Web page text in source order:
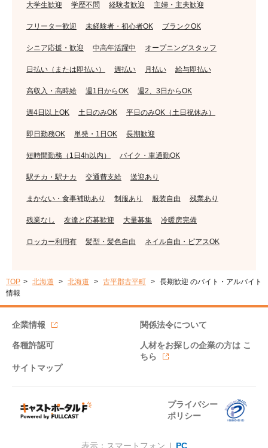
大学生歓迎 学歴不問 経験者歓迎 主婦・主夫歓迎
フリーター歓迎 未経験者・初心者OK ブランクOK
シニア応援・歓迎 中高年活躍中 オープニングスタッフ
日払い（または即払い） 週払い 月払い 給与即払い
高収入・高時給 週1日からOK 週2、3日からOK
週4日以上OK 土日のみOK 平日のみOK（土日祝休み）
即日勤務OK 単発・1日OK 長期歓迎
短時間勤務（1日4h以内） バイク・車通勤OK
駅チカ・駅ナカ 交通費支給 送迎あり
まかない・食事補助あり 制服あり 服装自由 残業あり
残業なし 友達と応募歓迎 大量募集 冷暖房完備
ロッカー利用有 髪型・髪色自由 ネイル自由・ピアスOK
TOP 北海道 北海道 古平郡古平町
長期歓迎 のバイト・アルバイト
情報
企業情報 関係法令について
各種許認可 人材をお探しの企業の方は こ
ちら
サイトマップ
プライバシー
ポリシー
表示：スマートフォン | PC